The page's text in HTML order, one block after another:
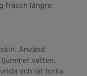
fräsch längre.
Använd
vatten.
och låt torka